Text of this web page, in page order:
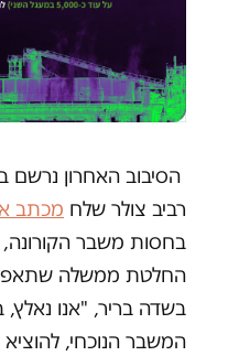
רביב צולר שלח מכתב
בחסות משבר
החלטת ממשלה
בשדה בריר, "אנו נאלץ,
המשבר הנוכחי,